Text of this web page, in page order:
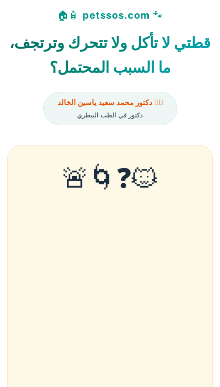
🐾
petssos.com
🧴🏠
قطتي لا تأكل ولا تتحرك وترتجف،
ما السبب المحتمل؟
👨‍⚕️ دكتور محمد سعيد ياسين الخالد
دكتور في الطب البيطري
🐱❓🌀🚨